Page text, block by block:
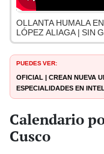
OLLANTA HUMALA
LÓPEZ ALIAGA | SIN
PUEDES VER:
Oficial | Crean nueva
especialidades en
Calendario
Cusco